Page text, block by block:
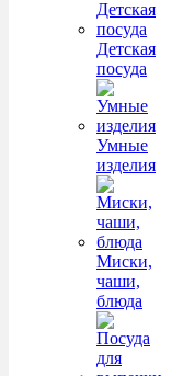
Детская
посуда
Умные
изделия
Миски,
чаши,
блюда